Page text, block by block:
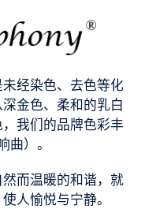
经染色、去色等化
金色、柔和的乳白
我们的品牌色彩丰
曲）。
而温暖的和谐，就
人愉悦与宁静。